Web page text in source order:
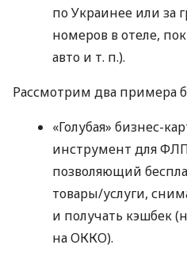
по Украинее или за
номеров в отеле,
авто и т. п.).
Рассмотрим два примера
«Голубая» бизнес-
инструмент для
позволяющий
товары/услуги,
и получать кэшбек
на ОККО).